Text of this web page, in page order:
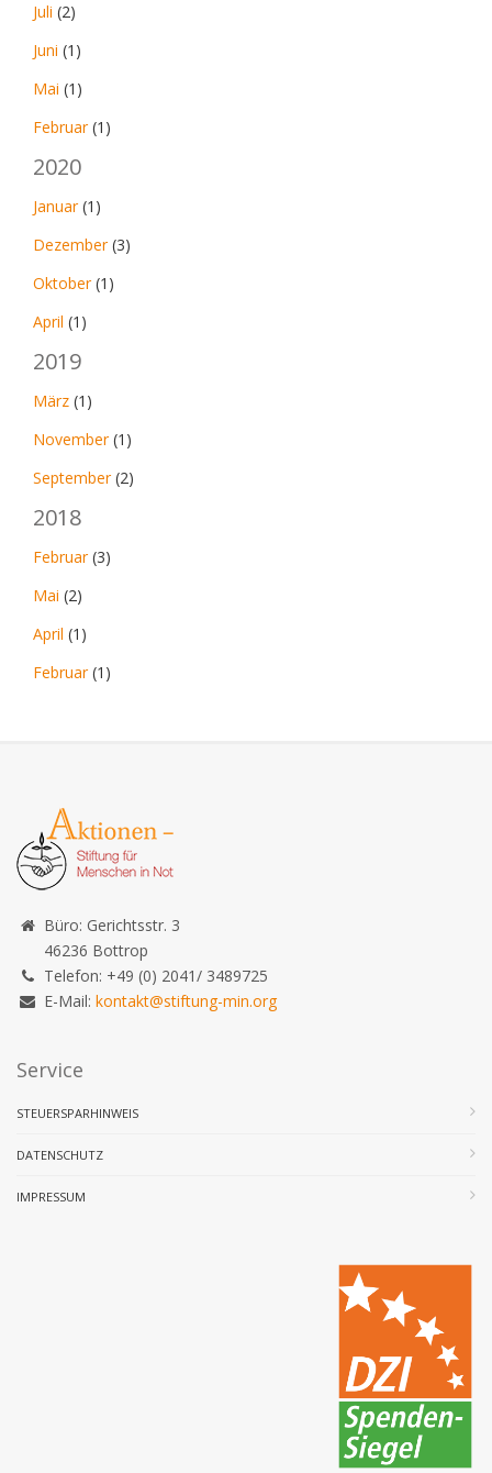
Juli (2)
Juni (1)
Mai (1)
Februar(1)
2020
Januar(1)
Dezember(3)
Oktober(1)
April (1)
2019
März (1)
November(1)
September(2)
2018
Februar(3)
Mai (2)
April (1)
Februar(1)
Büro: Gerichtsstr. 3
46236 Bottrop
Telefon: +49 (0) 2041/ 3489725
E-Mail: kontakt@stiftung-min.org
Service
STEUERSPARHINWEIS
DATENSCHUTZ
IMPRESSUM